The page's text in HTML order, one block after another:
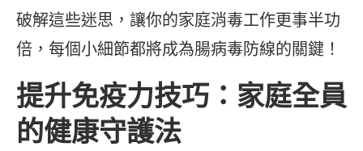
破解這些迷思，讓你的家庭消毒工作更事半功
倍，每個小細節都將成為腸病毒防線的關鍵！
提升免疫力技巧：家庭全員
的健康守護法